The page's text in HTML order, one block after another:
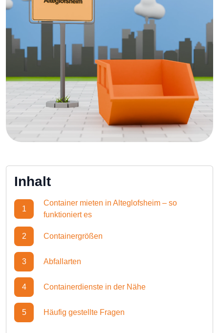
Inhalt
1
Container mieten in Alteglofsheim – so
funktioniert es
2 Containergrößen
3 Abfallarten
4 Containerdienste in der Nähe
5 Häufig gestellte Fragen